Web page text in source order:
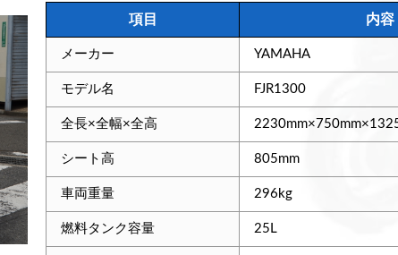
項目 内容
メーカー YAMAHA
モデル名 FJR1300
全長×全幅×全高
シート高 805mm
車両重量 296kg
燃料タンク容量 25L